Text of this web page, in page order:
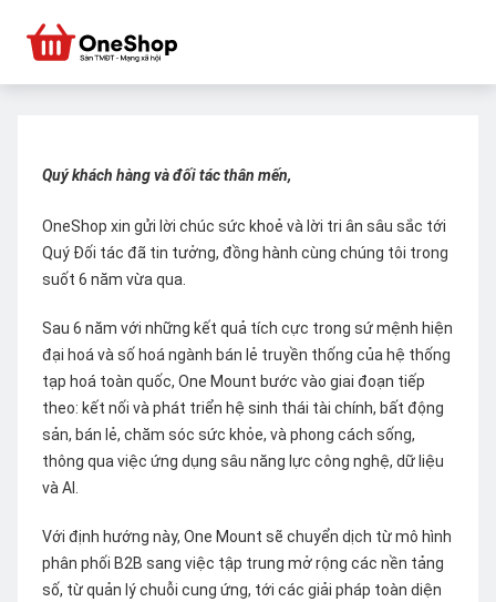
Quý khách hàng và đối tác thân mến,
OneShop xin gửi lời chúc sức khoẻ và lời tri ân sâu sắc tới
Quý Đối tác đã tin tưởng, đồng hành cùng chúng tôi trong
suốt 6 năm vừa qua.
Sau 6 năm với những kết quả tích cực trong sứ mệnh hiện
đại hoá và số hoá ngành bán lẻ truyền thống của hệ thống
tạp hoá toàn quốc, One Mount bước vào giai đoạn tiếp
theo: kết nối và phát triển hệ sinh thái tài chính, bất động
sản, bán lẻ, chăm sóc sức khỏe, và phong cách sống,
thông qua việc ứng dụng sâu năng lực công nghệ, dữ liệu
và AI.
Với định hướng này, One Mount sẽ chuyển dịch từ mô hình
phân phối B2B sang việc tập trung mở rộng các nền tảng
số, từ quản lý chuỗi cung ứng, tới các giải pháp toàn diện